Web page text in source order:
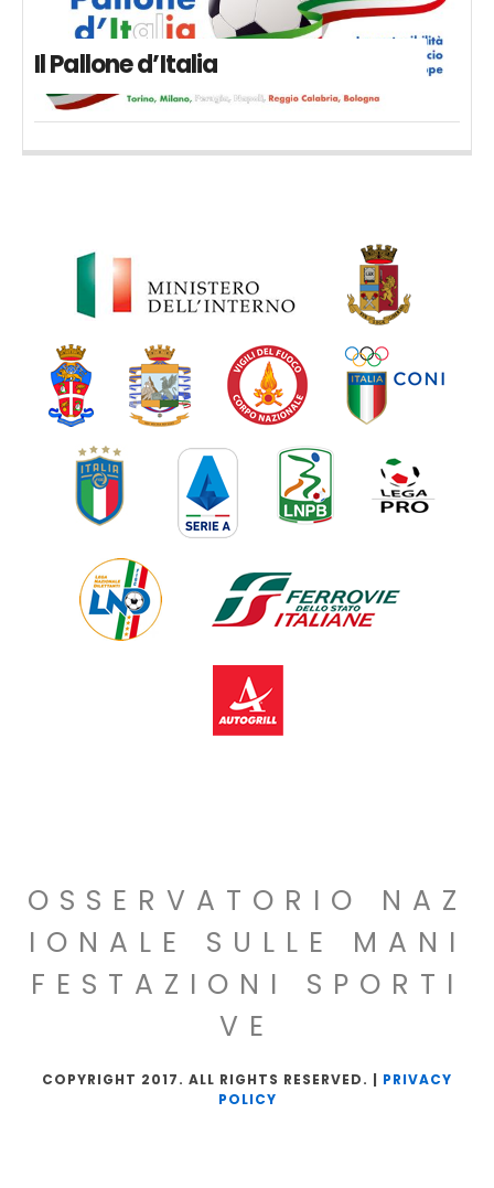
Il Pallone d’Italia
OSSERVATORIO NAZ
IONALE SULLE MANI
FESTAZIONI SPORTI
VE
COPYRIGHT 2017. ALL RIGHTS RESERVED. | PRIVACY
POLICY